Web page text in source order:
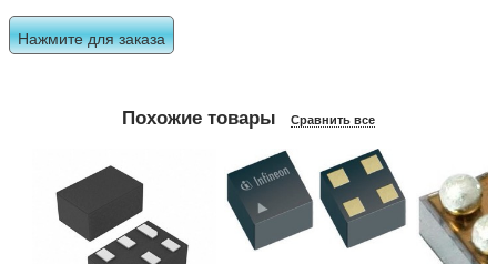
Нажмите для заказа
Похожие товары Сравнить все